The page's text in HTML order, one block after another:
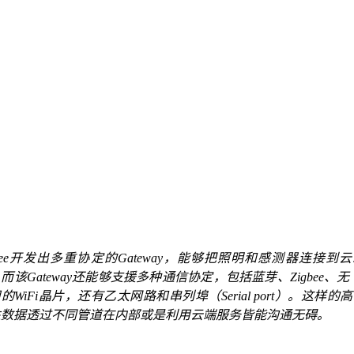
开发出多重协定的Gateway，能够把照明和感测器连接到
而该Gateway还能够支援多种通信协定，包括蓝芽、Zigbee、无
WiFi晶片，还有乙太网路和串列埠（Serial port）。这样的
据透过不同管道在内部或是利用云端服务皆能沟通无碍。